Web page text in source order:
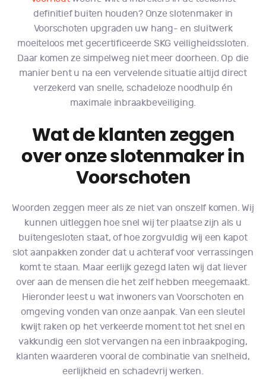
definitief buiten houden? Onze slotenmaker in
Voorschoten upgraden uw hang- en sluitwerk
moeiteloos met gecertificeerde SKG veiligheidssloten.
Daar komen ze simpelweg niet meer doorheen. Op die
manier bent u na een vervelende situatie altijd direct
verzekerd van snelle, schadeloze noodhulp én
maximale inbraakbeveiliging.
Wat de klanten zeggen
over onze slotenmaker in
Voorschoten
Woorden zeggen meer als ze niet van onszelf komen. Wij
kunnen uitleggen hoe snel wij ter plaatse zijn als u
buitengesloten staat, of hoe zorgvuldig wij een kapot
slot aanpakken zonder dat u achteraf voor verrassingen
komt te staan. Maar eerlijk gezegd laten wij dat liever
over aan de mensen die het zelf hebben meegemaakt.
Hieronder leest u wat inwoners van Voorschoten en
omgeving vonden van onze aanpak. Van een sleutel
kwijt raken op het verkeerde moment tot het snel en
vakkundig een slot vervangen na een inbraakpoging,
klanten waarderen vooral de combinatie van snelheid,
eerlijkheid en schadevrij werken.